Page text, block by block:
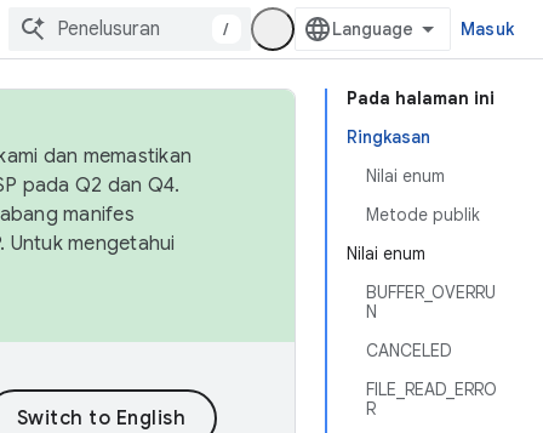
/ Masuk
Pada halaman ini
Ringkasan
Nilai enum
Metode publik
Nilai enum
BUFFER_OVERRU
N
CANCELED
FILE_READ_ERRO
R
dan memastikan
pada Q2 dan Q4.
manifes
Untuk mengetahui